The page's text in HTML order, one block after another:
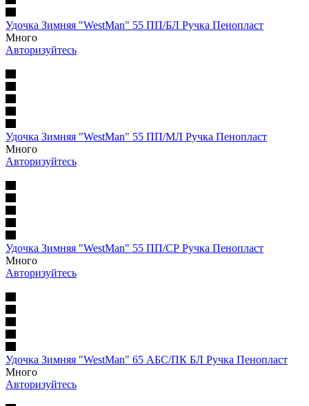
Удочка Зимняя "WestMan" 55 ПП/БЛ Ручка Пенопласт
Много
Авторизуйтесь
Удочка Зимняя "WestMan" 55 ПП/МЛ Ручка Пенопласт
Много
Авторизуйтесь
Удочка Зимняя "WestMan" 55 ПП/СР Ручка Пенопласт
Много
Авторизуйтесь
Удочка Зимняя "WestMan" 65 АБС/ПК БЛ Ручка Пенопласт
Много
Авторизуйтесь